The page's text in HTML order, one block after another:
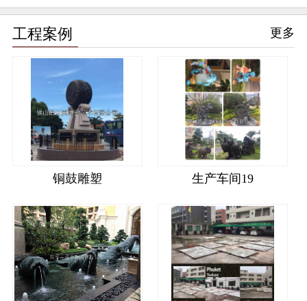
工程案例 更多
铜鼓雕塑 生产车间19